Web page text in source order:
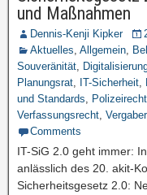
und Maßnahmen
Dennis-Kenji Kipker
Aktuelles, Allgemein,
Souveränität,
Planungsrat, IT-Sicherheit,
und Standards, Polizeirecht
Verfassungsrecht,
Comments
IT-SiG 2.0 geht immer:
anlässlich des 20. akit-
Sicherheitsgesetz 2.0: